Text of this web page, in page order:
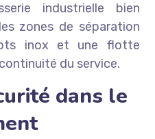
industrielle bien
zones de séparation
inox et une flotte
du service.
dans le